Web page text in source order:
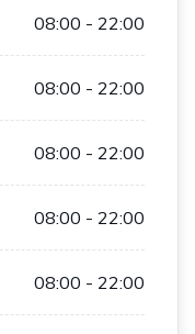
08:00 - 22:00
08:00 - 22:00
08:00 - 22:00
08:00 - 22:00
08:00 - 22:00